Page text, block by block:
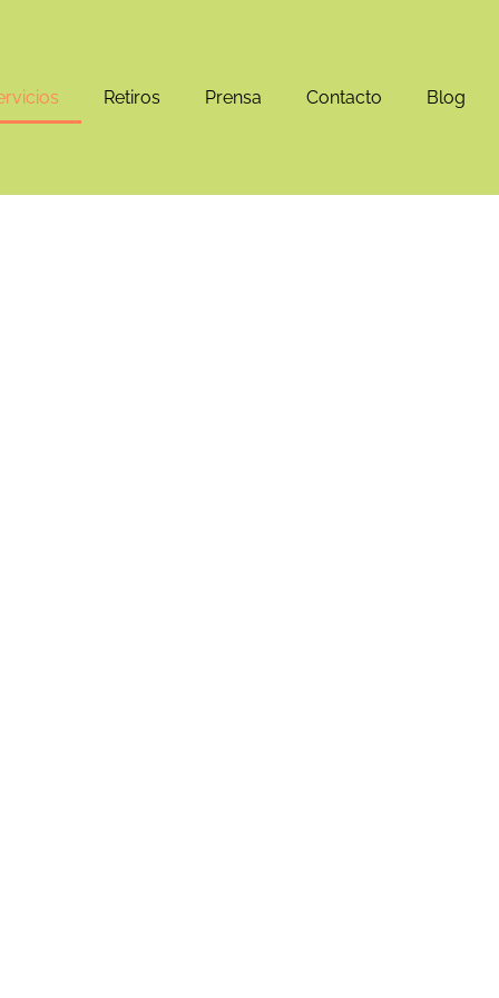
Retiros Prensa Contacto Blog